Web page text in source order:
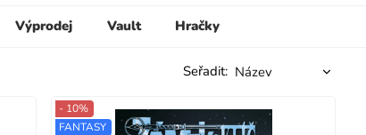
Výprodej Vault Hračky
Seřadit:
- 10%
FANTASY